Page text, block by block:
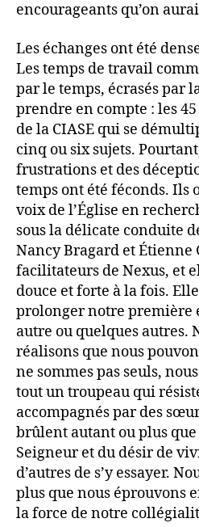
encourageants qu’on
Les échanges ont été
Les temps de travail
par le temps, écrasés par
prendre en compte : les
de la CIASE qui se
cinq ou six sujets.
frustrations et des
temps ont été féconds. Ils
voix de l’Église en
sous la délicate conduite
Nancy Bragard et Étienne
facilitateurs de Nexus, et
douce et forte à la fois.
prolonger notre première
autre ou quelques autres.
réalisons que nous
ne sommes pas seuls,
tout un troupeau qui
accompagnés par des
brûlent autant ou plus que
Seigneur et du désir de
d’autres de s’y essayer.
plus que nous éprouvons
la force de notre